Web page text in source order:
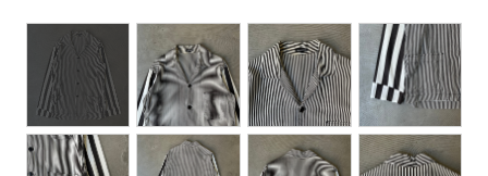
DESIGNERS ARCHIVES